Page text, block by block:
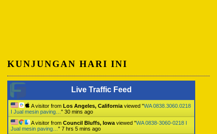
KUNJUNGAN HARI INI
Live Traffic Feed
A visitor from Los Angeles, California viewed "WA 0838.3060.0218
I Jual mesin paving… " 30 mins ago
A visitor from Council Bluffs, Iowa viewed "WA 0838-3060-0218 I
Jual mesin paving… " 7 hrs 5 mins ago